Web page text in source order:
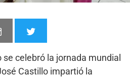
se celebró la jornada mundial
Castillo impartió la